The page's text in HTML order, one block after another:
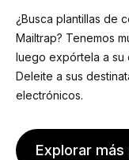
¿Busca plantillas de
Mailtrap? Tenemos
luego expórtela a su
Deleite a sus
electrónicos.
Explorar más